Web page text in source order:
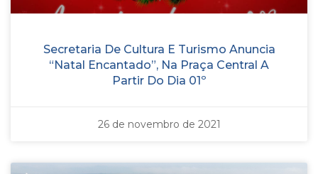
Secretaria De Cultura E Turismo Anuncia
“Natal Encantado”, Na Praça Central A
Partir Do Dia 01º
26 de novembro de 2021